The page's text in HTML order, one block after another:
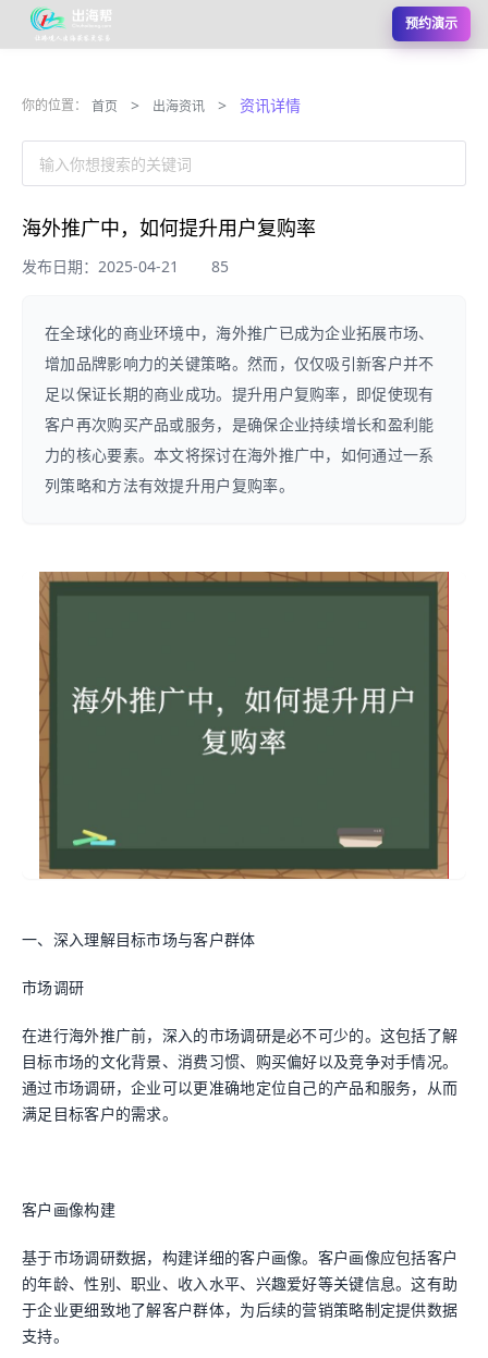
预约演示
你的位置： 首页 > 出海资讯 > 资讯详情
输入你想搜索的关键词
海外推广中，如何提升用户复购率
发布日期：2025-04-21 85
在全球化的商业环境中，海外推广已成为企业拓展市场、
增加品牌影响力的关键策略。然而，仅仅吸引新客户并不
足以保证长期的商业成功。提升用户复购率，即促使现有
客户再次购买产品或服务，是确保企业持续增长和盈利能
力的核心要素。本文将探讨在海外推广中，如何通过一系
列策略和方法有效提升用户复购率。
一、深入理解目标市场与客户群体
市场调研
在进行海外推广前，深入的市场调研是必不可少的。这包括了解
目标市场的文化背景、消费习惯、购买偏好以及竞争对手情况。
通过市场调研，企业可以更准确地定位自己的产品和服务，从而
满足目标客户的需求。
客户画像构建
基于市场调研数据，构建详细的客户画像。客户画像应包括客户
的年龄、性别、职业、收入水平、兴趣爱好等关键信息。这有助
于企业更细致地了解客户群体，为后续的营销策略制定提供数据
支持。